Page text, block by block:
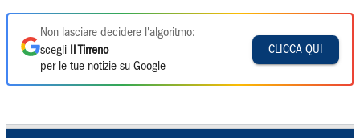
Non lasciare decidere l'algoritmo:
scegli
Il Tirreno
per le tue notizie su Google
CLICCA QUI